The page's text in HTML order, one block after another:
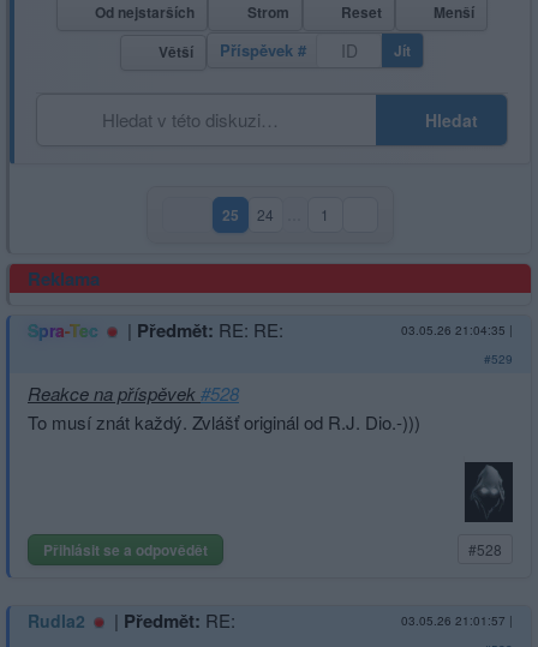
Od nejstarších Strom Reset
Menší
Větší
Příspěvek # Jít
Hledat
25(aktuální strana)
24 1
Reklama
Spra-Tec | Předmět: RE: RE: 03.05.26 21:04:35 |
#529
Reakce na příspěvek#528
To musí znát každý. Zvlášť originál od R.J. Dio.-)))
Přihlásit se a odpovědět #528
Rudla2 | Předmět: RE: 03.05.26 21:01:57 |